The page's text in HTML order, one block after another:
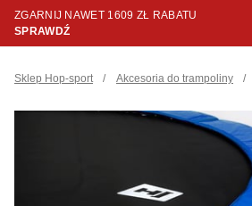
ZGARNIJ NAWET 1609 ZŁ RABATU
SPRAWDŹ
Sklep Hop-sport / Akcesoria do trampoliny /